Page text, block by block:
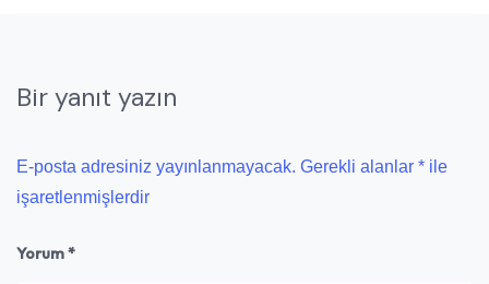
Bir yanıt yazın
E-posta adresiniz yayınlanmayacak. Gerekli alanlar * ile
işaretlenmişlerdir
Yorum*